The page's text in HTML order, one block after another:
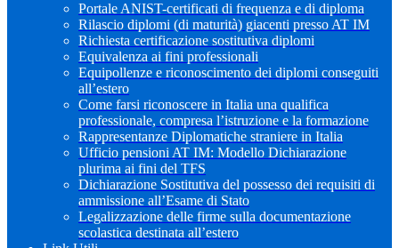
Portale ANIST-certificati di frequenza e di diploma
Rilascio diplomi (di maturità) giacenti presso AT IM
Richiesta certificazione sostitutiva diplomi
Equivalenza ai fini professionali
Equipollenze e riconoscimento dei diplomi conseguiti
all’estero
Come farsi riconoscere in Italia una qualifica
professionale, compresa l’istruzione e la formazione
Rappresentanze Diplomatiche straniere in Italia
Ufficio pensioni AT IM: Modello Dichiarazione
plurima ai fini del TFS
Dichiarazione Sostitutiva del possesso dei requisiti di
ammissione all’Esame di Stato
Legalizzazione delle firme sulla documentazione
scolastica destinata all’estero